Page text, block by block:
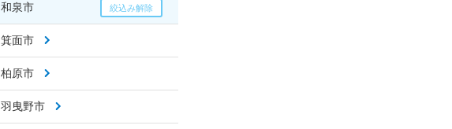
和泉市
箕面市
柏原市
羽曳野市